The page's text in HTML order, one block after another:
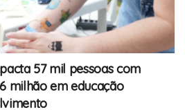
57 mil pessoas com
milhão em educação